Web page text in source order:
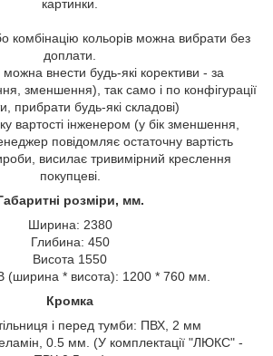
картинки.
комбінацію кольорів можна вибрати без
доплати.
можна внести будь-які корективи - за
зменшення), так само і по конфігурації
прибрати будь-які складові)
вартості інженером (у бік зменшення,
повідомляє остаточну вартість
висилає тривимірний креслення
покупцеві.
розміри, мм.
Ширина: 2380
Глибина: 450
Висота 1550
(ширина * висота): 1200 * 760 мм.
Кромка
і перед тумби: ПВХ, 2 мм
0.5 мм. (У комплектації "ЛЮКС" -